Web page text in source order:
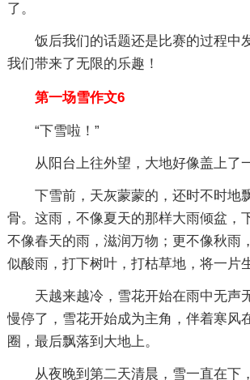
了。
饭后我们的话题还是比赛的过程中
我们带来了无限的乐趣！
第一场雪作文6
“下雪啦！”
从阳台上往外望，大地好像盖上了
下雪前，天灰蒙蒙的，还时不时地
骨。这雨，不像夏天的那样大雨倾盆，
不像春天的雨，滋润万物；更不像秋雨
似酸雨，打下树叶，打枯草地，将一片
天越来越冷，雪花开始在雨中无声
慢停了，雪花开始成为主角，伴着寒风
圈，最后飘落到大地上。
从夜晚到第二天清晨，雪一直在下